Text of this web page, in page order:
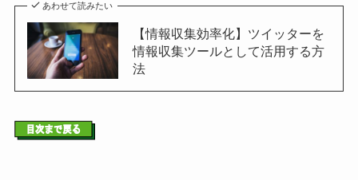
あわせて読みたい
【情報収集効率化】ツイッターを
情報収集ツールとして活用する方
法